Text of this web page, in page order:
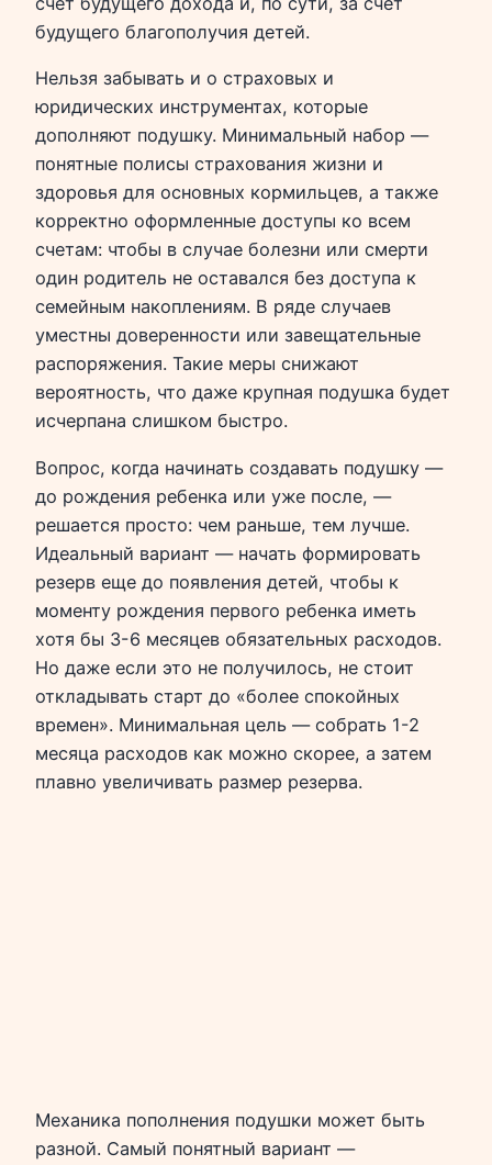
будущего благополучия детей.
Нельзя забывать и о страховых и
юридических инструментах, которые
дополняют подушку. Минимальный набор —
понятные полисы страхования жизни и
здоровья для основных кормильцев, а также
корректно оформленные доступы ко всем
счетам: чтобы в случае болезни или смерти
один родитель не оставался без доступа к
семейным накоплениям. В ряде случаев
уместны доверенности или завещательные
распоряжения. Такие меры снижают
вероятность, что даже крупная подушка будет
исчерпана слишком быстро.
Вопрос, когда начинать создавать подушку —
до рождения ребенка или уже после, —
решается просто: чем раньше, тем лучше.
Идеальный вариант — начать формировать
резерв еще до появления детей, чтобы к
моменту рождения первого ребенка иметь
хотя бы 3-6 месяцев обязательных расходов.
Но даже если это не получилось, не стоит
откладывать старт до «более спокойных
времен». Минимальная цель — собрать 1-2
месяца расходов как можно скорее, а затем
плавно увеличивать размер резерва.
Механика пополнения подушки может быть
разной. Самый понятный вариант —